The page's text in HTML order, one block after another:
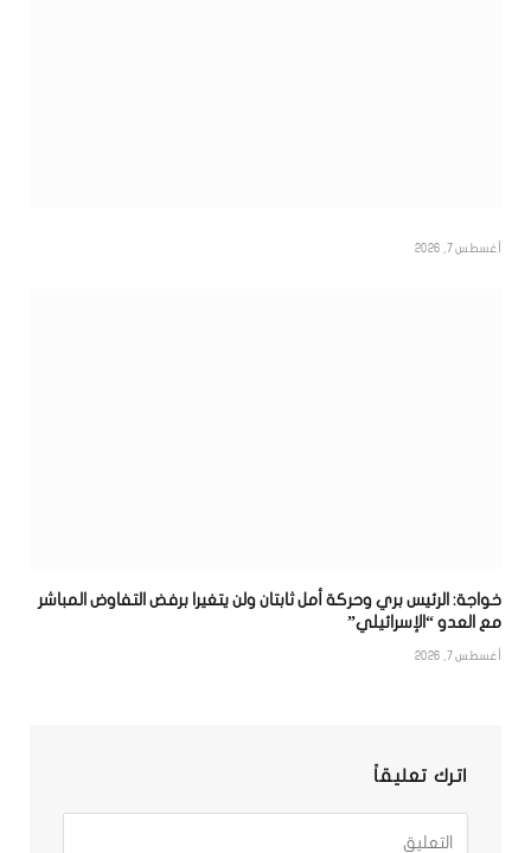
أغسطس 7, 2026
خواجة: الرئيس بري وحركة أمل ثابتان ولن يتغيرا برفض التفاوض المباشر
مع العدو “الإسرائيلي”
أغسطس 7, 2026
اترك تعليقاً